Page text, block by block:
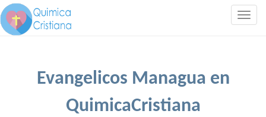
Evangelicos Managua en
QuimicaCristiana